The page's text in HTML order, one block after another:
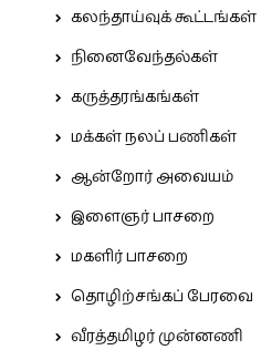
கலந்தாய்வுக் கூட்டங்கள்
நினைவேந்தல்கள்
கருத்தரங்கங்கள்
மக்கள் நலப் பணிகள்
ஆன்றோர் அவையம்
இளைஞர் பாசறை
மகளிர் பாசறை
தொழிற்சங்கப் பேரவை
வீரத்தமிழர் முன்னணி